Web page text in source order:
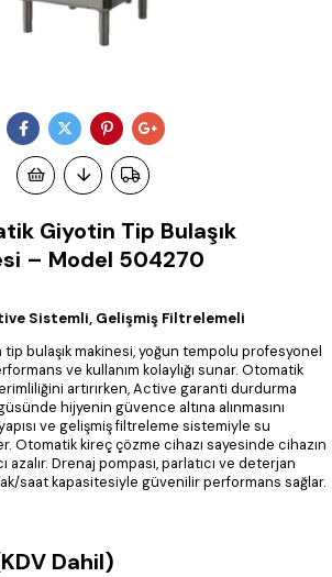
Giyotin Tip Bulaşık
– Model 504270
Sistemli, Gelişmiş Filtrelemeli
bulaşık makinesi, yoğun tempolu profesyonel
ve kullanım kolaylığı sunar. Otomatik
artırırken, Active garanti durdurma
hijyenin güvence altına alınmasını
ve gelişmiş filtreleme sistemiyle su
Otomatik kireç çözme cihazı sayesinde cihazın
azalır. Drenaj pompası, parlatıcı ve deterjan
saat kapasitesiyle güvenilir performans sağlar.
Dahil)